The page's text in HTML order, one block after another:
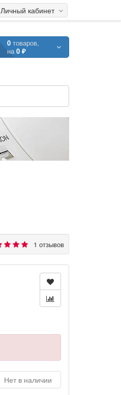
Личный кабинет
0товаров,
на0 ₽
1 отзывов
Нет в наличии